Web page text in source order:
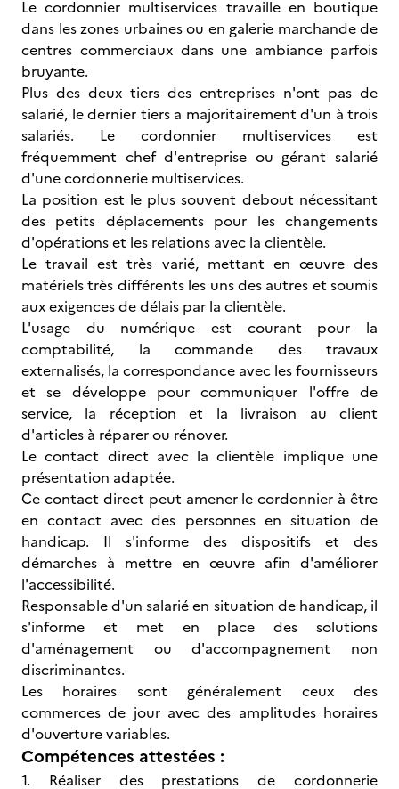
Le cordonnier multiservices travaille en boutique
dans les zones urbaines ou en galerie marchande de
centres commerciaux dans une ambiance parfois
bruyante.
Plus des deux tiers des entreprises n'ont pas de
salarié, le dernier tiers a majoritairement d'un à trois
salariés. Le cordonnier multiservices est
fréquemment chef d'entreprise ou gérant salarié
d'une cordonnerie multiservices.
La position est le plus souvent debout nécessitant
des petits déplacements pour les changements
d'opérations et les relations avec la clientèle.
Le travail est très varié, mettant en œuvre des
matériels très différents les uns des autres et soumis
aux exigences de délais par la clientèle.
L'usage du numérique est courant pour la
comptabilité, la commande des travaux
externalisés, la correspondance avec les fournisseurs
et se développe pour communiquer l'offre de
service, la réception et la livraison au client
d'articles à réparer ou rénover.
Le contact direct avec la clientèle implique une
présentation adaptée.
Ce contact direct peut amener le cordonnier à être
en contact avec des personnes en situation de
handicap. Il s'informe des dispositifs et des
démarches à mettre en œuvre afin d'améliorer
l'accessibilité.
Responsable d'un salarié en situation de handicap, il
s'informe et met en place des solutions
d'aménagement ou d'accompagnement non
discriminantes.
Les horaires sont généralement ceux des
commerces de jour avec des amplitudes horaires
d'ouverture variables.
Compétences attestées :
1. Réaliser des prestations de cordonnerie